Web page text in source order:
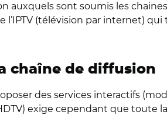
auxquels sont soumis les
(télévision par internet)
chaîne de diffusion
des services interactifs
exige cependant que toute